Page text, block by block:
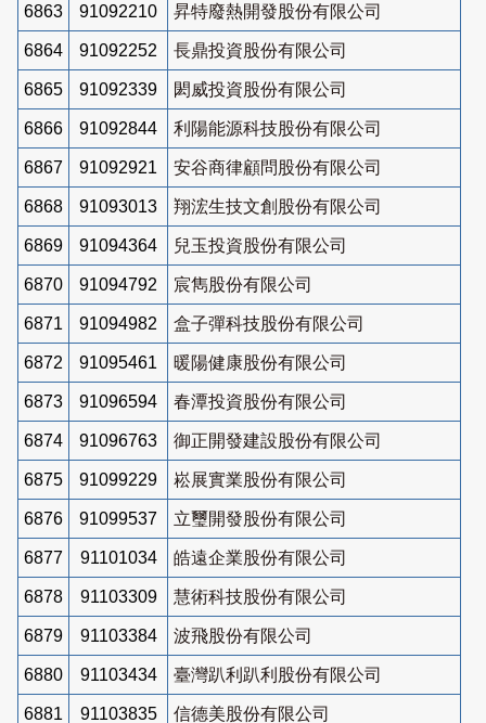
6863 91092210 昇特廢熱開發股份有限公司
6864 91092252 長鼎投資股份有限公司
6865 91092339 閎威投資股份有限公司
6866 91092844 利陽能源科技股份有限公司
6867 91092921 安谷商律顧問股份有限公司
6868 91093013 翔浤生技文創股份有限公司
6869 91094364 兒玉投資股份有限公司
6870 91094792 宸雋股份有限公司
6871 91094982 盒子彈科技股份有限公司
6872 91095461 暖陽健康股份有限公司
6873 91096594 春潭投資股份有限公司
6874 91096763 御正開發建設股份有限公司
6875 91099229 崧展實業股份有限公司
6876 91099537 立璽開發股份有限公司
6877 91101034 皓遠企業股份有限公司
6878 91103309 慧術科技股份有限公司
6879 91103384 波飛股份有限公司
6880 91103434 臺灣趴利趴利股份有限公司
6881 91103835 信德美股份有限公司